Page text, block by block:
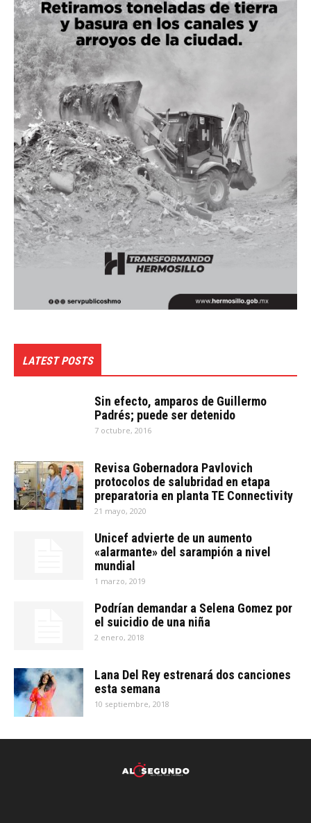
LATEST POSTS
Sin efecto, amparos de Guillermo
Padrés; puede ser detenido
7 octubre, 2016
Revisa Gobernadora Pavlovich
protocolos de salubridad en etapa
preparatoria en planta TE Connectivity
21 mayo, 2020
Unicef advierte de un aumento
«alarmante» del sarampión a nivel
mundial
1 marzo, 2019
Podrían demandar a Selena Gomez por
el suicidio de una niña
2 enero, 2018
Lana Del Rey estrenará dos canciones
esta semana
10 septiembre, 2018